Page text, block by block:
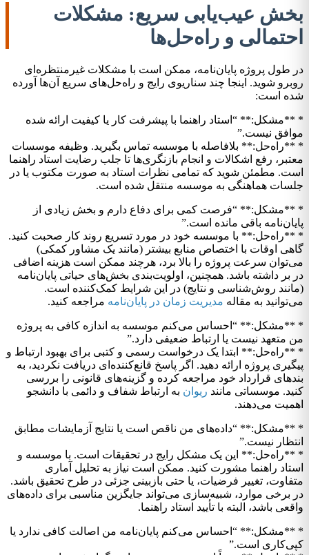
بخش عیب‌یابی سریع: مشکلات
احتمالی و راه‌حل‌ها
در طول پروژه پایان‌نامه، ممکن است با مشکلات غیرمنتظره‌ای
روبرو شوید. اینجا چند سناریوی رایج و راه‌حل‌های سریع آن‌ها آورده
شده است:
* **مشکل:** “استاد راهنما با پیشرفت کار یا کیفیت ارائه شده
موافق نیست.”
* **راه‌حل:** بلافاصله با موسسه تماس بگیرید. وظیفه موسسات
معتبر، رفع اشکالات و انجام بازنگری‌ها تا جلب رضایت استاد راهنما
است. مطمئن شوید که تمامی نظرات استاد به صورت مکتوب یا در
جلسات هماهنگی به موسسه منتقل شده است.
* **مشکل:** “فرصت کمی برای دفاع دارم و بخش زیادی از
پایان‌نامه باقی مانده است.”
* **راه‌حل:** با موسسه خود در مورد تسریع روند کار صحبت کنید.
گاهی اوقات با اختصاص منابع بیشتر (مانند یک مشاور کمکی)
می‌توان سرعت پروژه را بالا برد، هرچند ممکن است هزینه اضافی
در بر داشته باشد. همچنین، اولویت‌بندی بخش‌های حیاتی پایان‌نامه
(مانند روش‌شناسی و نتایج) در این شرایط کمک‌کننده است.
می‌توانید به مقاله مدیریت زمان در پایان‌نامه مراجعه کنید.
* **مشکل:** “احساس می‌کنم موسسه به اندازه کافی به پروژه
من متعهد نیست یا ارتباط ضعیفی دارد.”
* **راه‌حل:** ابتدا یک درخواست رسمی و کتبی برای بهبود ارتباط و
پیگیری پروژه ارائه دهید. اگر پاسخ قانع‌کننده‌ای دریافت نکردید، به
بندهای قرارداد خود مراجعه کرده و گزینه‌های قانونی را بررسی
کنید. موسساتی مانند ریوان به ارتباط شفاف و دائمی با دانشجو
اهمیت می‌دهند.
* **مشکل:** “داده‌های من ناقص است یا نتایج آزمایشات مطابق
انتظار نیست.”
* **راه‌حل:** این یک مشکل رایج در تحقیقات است. با موسسه و
استاد راهنما مشورت کنید. ممکن است نیاز به تحلیل آماری
متفاوت، تغییر فرضیات، یا حتی بازبینی جزئی در طرح تحقیق باشد.
در برخی موارد، شبیه‌سازی می‌تواند جایگزین مناسبی برای داده‌های
واقعی باشد، البته با تأیید استاد راهنما.
* **مشکل:** “احساس می‌کنم پایان‌نامه من اصالت کافی ندارد یا
کپی‌کاری است.”